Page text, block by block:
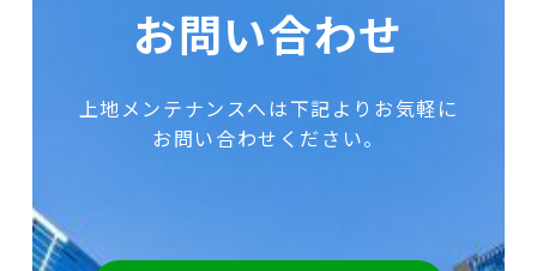
お問い合わせ
上地メンテナンスへは下記よりお気軽に
お問い合わせください。